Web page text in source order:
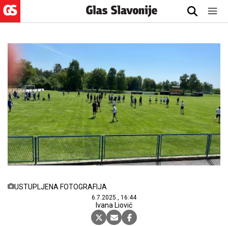
USTUPLJENA FOTOGRAFIJA
6.7.2025., 16:44
Ivana Liović